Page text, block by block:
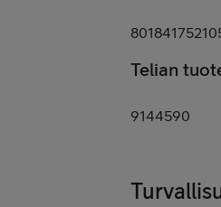
Telian
9144590